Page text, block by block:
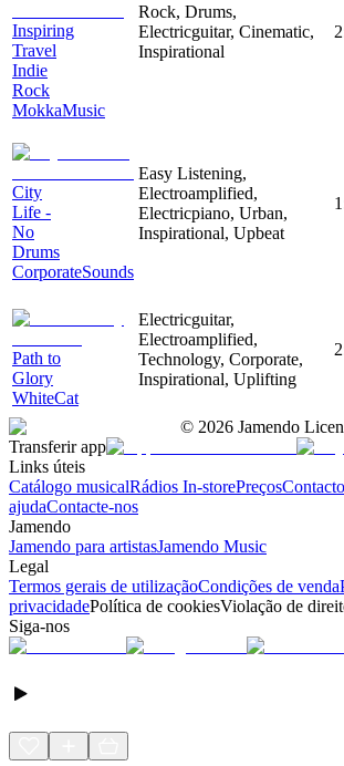
Inspiring
Travel
Indie
Rock
MokkaMusic
Rock, Drums,
Electricguitar, Cinematic,
Inspirational
City
Life -
No
Drums
CorporateSounds
Easy Listening,
Electroamplified,
Electricpiano, Urban,
Inspirational, Upbeat
Path to
Glory
WhiteCat
Electricguitar,
Electroamplified,
Technology, Corporate,
Inspirational, Uplifting
© 2026 Jamendo
Transferir app
Links úteis
Catálogo musicalRádios In-storePreçosContacto
ajudaContacte-nos
Jamendo
Jamendo para artistasJamendo Music
Legal
Termos gerais de utilizaçãoCondições de venda
privacidadePolítica de cookiesViolação de
Siga-nos